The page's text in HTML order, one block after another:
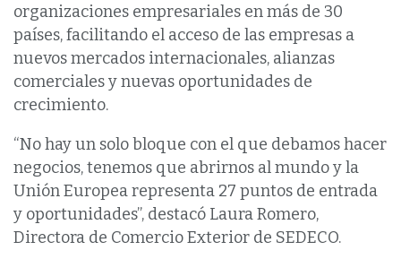
organizaciones empresariales en más de 30
países, facilitando el acceso de las empresas a
nuevos mercados internacionales, alianzas
comerciales y nuevas oportunidades de
crecimiento.
“No hay un solo bloque con el que debamos hacer
negocios, tenemos que abrirnos al mundo y la
Unión Europea representa 27 puntos de entrada
y oportunidades”, destacó Laura Romero,
Directora de Comercio Exterior de SEDECO.